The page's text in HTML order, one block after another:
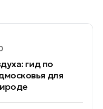
гид по
для